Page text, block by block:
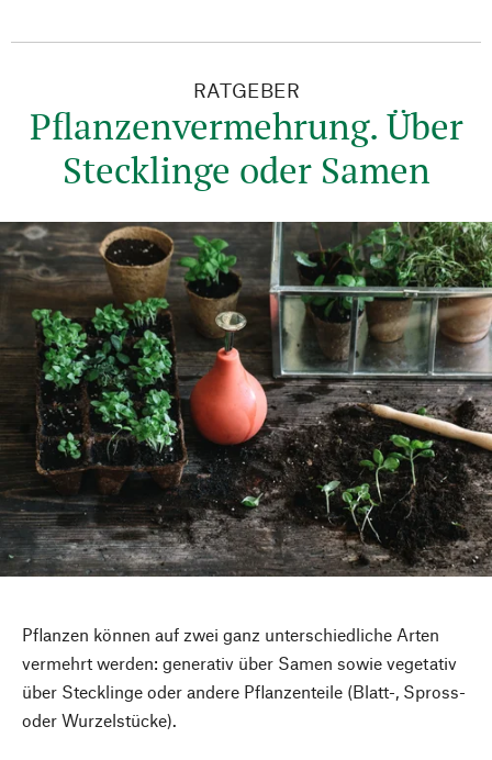
RATGEBER
Pflanzenvermehrung. Über
Stecklinge oder Samen
Pflanzen können auf zwei ganz unterschiedliche Arten
vermehrt werden: generativ über Samen sowie vegetativ
über Stecklinge oder andere Pflanzenteile (Blatt-, Spross-
oder Wurzelstücke).